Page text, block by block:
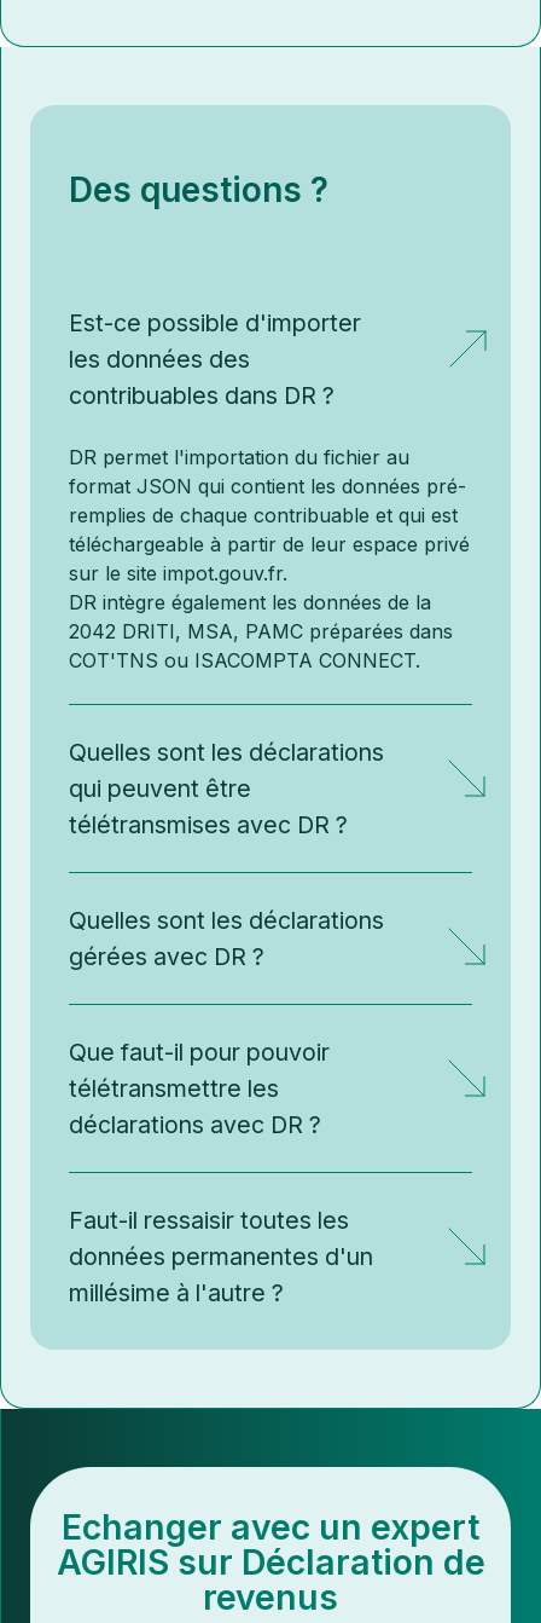
Des questions ?
Est-ce possible d'importer
les données des
contribuables dans DR ?
DR permet l'importation du fichier au
format JSON qui contient les données pré-
remplies de chaque contribuable et qui est
téléchargeable à partir de leur espace privé
sur le site impot.gouv.fr.
DR intègre également les données de la
2042 DRITI, MSA, PAMC préparées dans
COT'TNS ou ISACOMPTA CONNECT.
Quelles sont les déclarations
qui peuvent être
télétransmises avec DR ?
Quelles sont les déclarations
gérées avec DR ?
Que faut-il pour pouvoir
télétransmettre les
déclarations avec DR ?
Faut-il ressaisir toutes les
données permanentes d'un
millésime à l'autre ?
Echanger avec un expert
AGIRIS sur Déclaration de
revenus